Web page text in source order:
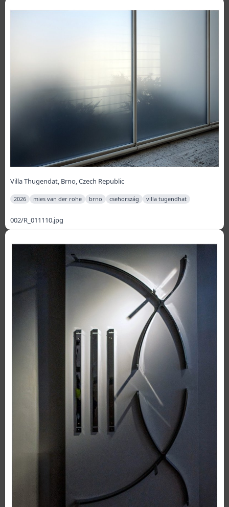
Villa Thugendat, Brno, Czech Republic
2026 mies van der rohe brno csehország villa tugendhat
002/R_011110.jpg